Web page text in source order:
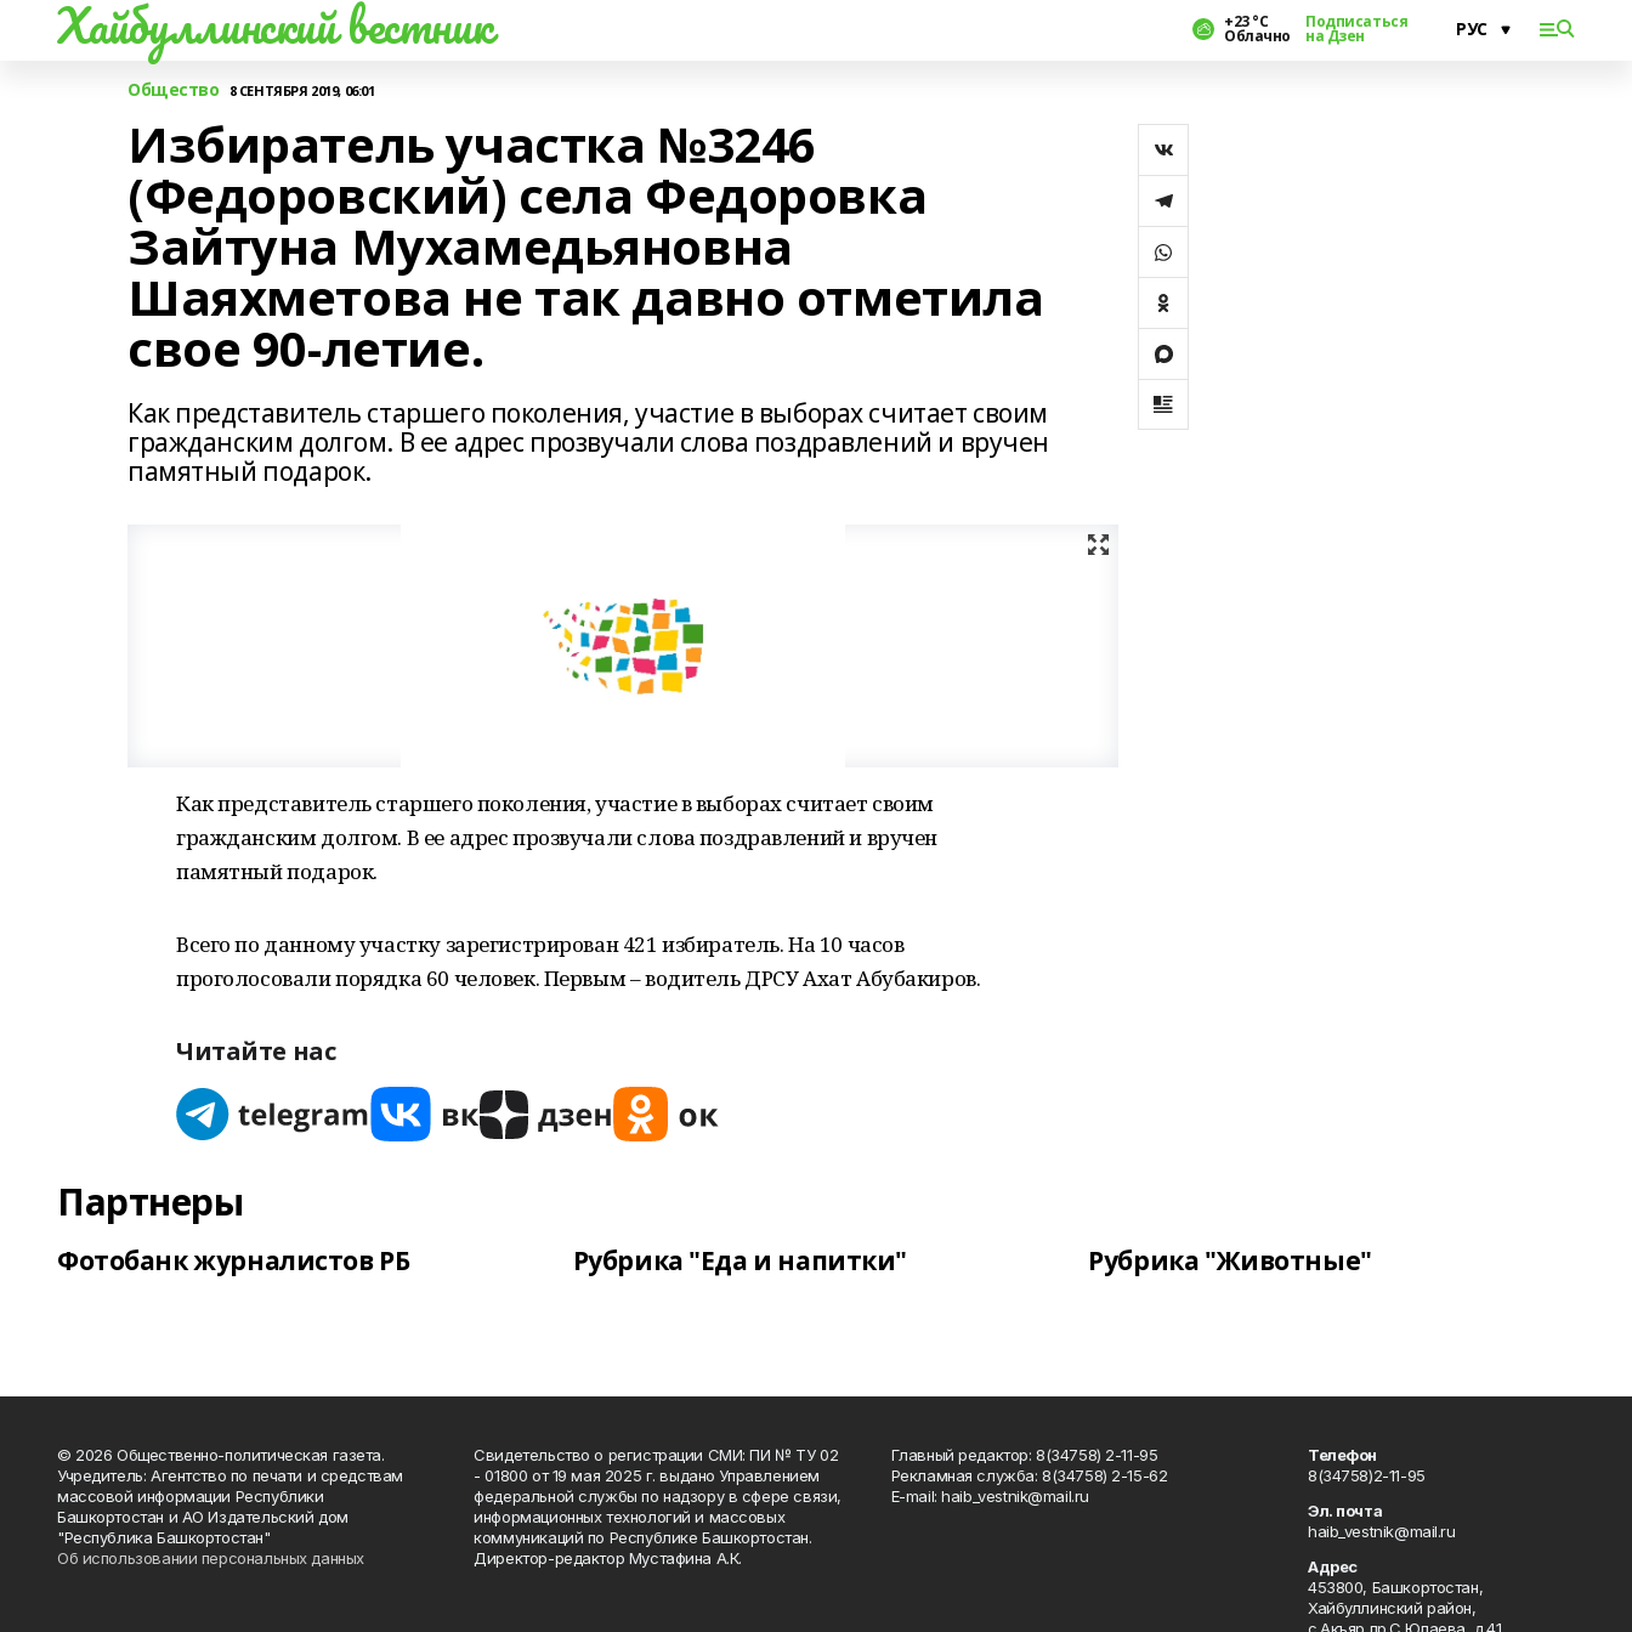
Хайбуллинский вестник +23 °С
Облачно
Подписаться
на Дзен
Общество 8 СЕНТЯБРЯ 2019, 06:01
Избиратель участка №3246
(Федоровский) села Федоровка
Зайтуна Мухамедьяновна
Шаяхметова не так давно отметила
свое 90-летие.
Как представитель старшего поколения, участие в выборах считает своим
гражданским долгом. В ее адрес прозвучали слова поздравлений и вручен
памятный подарок.
Как представитель старшего поколения, участие в выборах считает своим
гражданским долгом. В ее адрес прозвучали слова поздравлений и вручен
памятный подарок.
Всего по данному участку зарегистрирован 421 избиратель. На 10 часов
проголосовали порядка 60 человек. Первым – водитель ДРСУ Ахат Абубакиров.
Читайте нас
Партнеры
Фотобанк журналистов РБ Рубрика "Еда и напитки" Рубрика "Животные"
© 2026 Общественно-политическая газета.
Учредитель: Агентство по печати и средствам
массовой информации Республики
Башкортостан и АО Издательский дом
"Республика Башкортостан"
Об использовании персональных данных
Свидетельство о регистрации СМИ: ПИ № ТУ 02
- 01800 от 19 мая 2025 г. выдано Управлением
федеральной службы по надзору в сфере связи,
информационных технологий и массовых
коммуникаций по Республике Башкортостан.
Директор-редактор Мустафина А.К.
Главный редактор: 8(34758) 2-11-95
Рекламная служба: 8(34758) 2-15-62
Е-mаil: haib_vestnik@mail.ru
Телефон
8(34758)2-11-95
Эл. почта
haib_vestnik@mail.ru
Адрес
453800, Башкортостан,
Хайбуллинский район,
с.Акъяр,пр.С.Юлаева, д.41.